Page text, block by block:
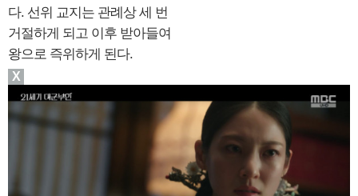
다. 선위 교지는 관례상 세 번
거절하게 되고 이후 받아들여
왕으로 즉위하게 된다.
X